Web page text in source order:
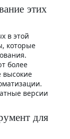
этих
в этой
которые
более
высокие
версии
для